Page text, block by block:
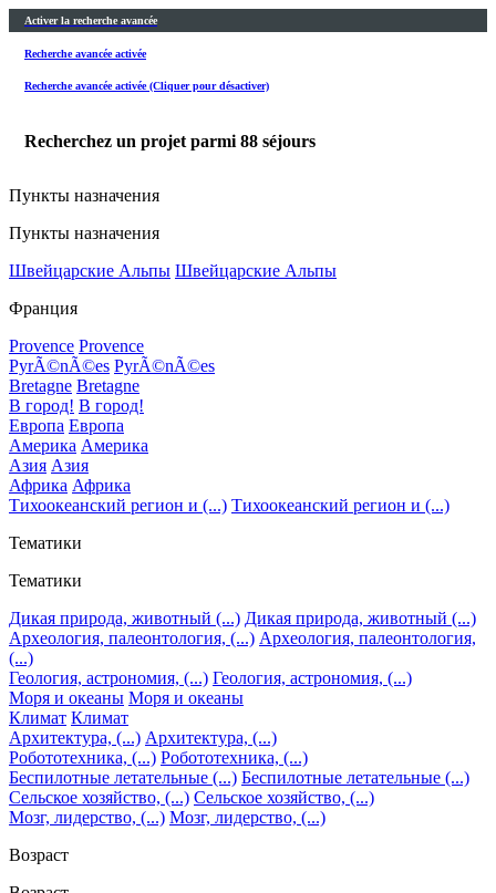
Activer la recherche avancée
Recherche avancée activée
Recherche avancée activée (Cliquer pour désactiver)
Recherchez un projet parmi 88 séjours
Пункты назначения
Пункты назначения
Швейцарские Альпы Швейцарские Альпы
Франция
Provence Provence
PyrÃ©nÃ©es PyrÃ©nÃ©es
Bretagne Bretagne
В город! В город!
Европа Европа
Америка Америка
Азия Азия
Африка Африка
Тихоокеанский регион и (...) Тихоокеанский регион и (...)
Тематики
Тематики
Дикая природа, животный (...) Дикая природа, животный (...)
Археология, палеонтология, (...) Археология, палеонтология,
(...)
Геология, астрономия, (...) Геология, астрономия, (...)
Моря и океаны Моря и океаны
Климат Климат
Архитектура, (...) Архитектура, (...)
Робототехника, (...) Робототехника, (...)
Беспилотные летательные (...) Беспилотные летательные (...)
Сельское хозяйство, (...) Сельское хозяйство, (...)
Мозг, лидерство, (...) Мозг, лидерство, (...)
Возраст